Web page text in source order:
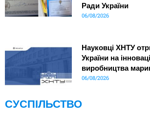
Ради України
06/08/2026
Науковці ХНТУ
України на
виробництва
06/08/2026
СУСПІЛЬСТВО